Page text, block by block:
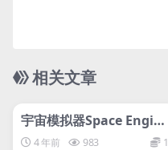
相关文章
svip专属
宇宙模拟器Space Engin
e 4 年前 983 1